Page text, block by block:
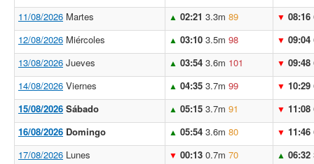
11/08/2026 Martes ▲ 02:21 3.3m 89 ▼ 08:16
12/08/2026 Miércoles ▲ 03:10 3.5m 98 ▼ 09:04
13/08/2026 Jueves ▲ 03:54 3.6m 101 ▼ 09:48
14/08/2026 Viernes ▲ 04:35 3.7m 99 ▼ 10:29
15/08/2026 Sábado ▲ 05:15 3.7m 91 ▼ 11:08
16/08/2026 Domingo ▲ 05:54 3.6m 80 ▼ 11:46
17/08/2026 Lunes ▼ 00:13 0.7m 70 ▲ 06:32